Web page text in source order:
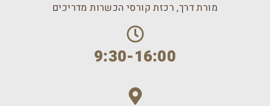
מורת דרך, רכזת קורסי הכשרות מדריכים
9:30-16:00